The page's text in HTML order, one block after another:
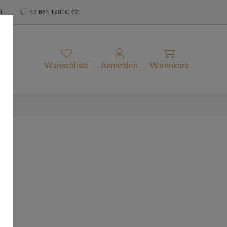
+43 664 190 30 62
Wunschliste Anmelden Warenkorb